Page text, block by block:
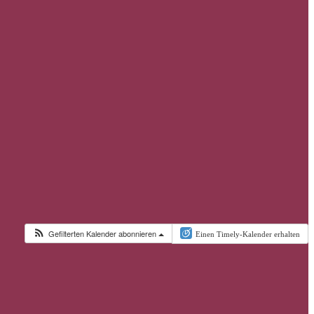
Gefilterten Kalender abonnieren Einen Timely-Kalender erhalten